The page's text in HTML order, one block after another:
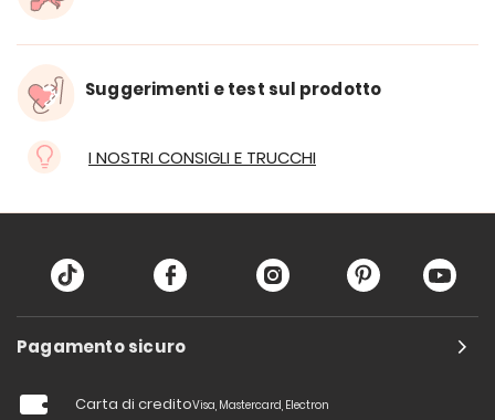
Suggerimenti e test sul prodotto
I NOSTRI CONSIGLI E TRUCCHI
Pagamento sicuro
Carta di creditoVisa, Mastercard, Electron